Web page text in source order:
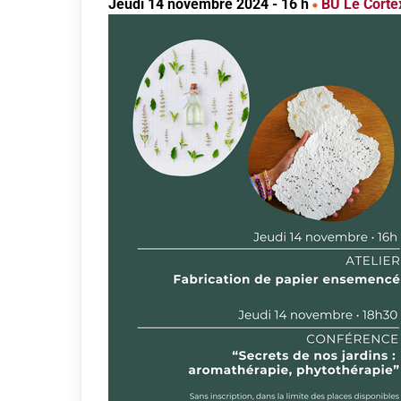
Jeudi 14 novembre 2024 - 16 h BU Le